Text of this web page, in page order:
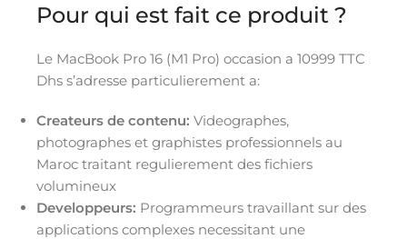
Pour qui est fait ce produit ?
Le MacBook Pro 16 (M1 Pro) occasion a 10999 TTC
Dhs s’adresse particulierement a:
Createurs de contenu: Videographes,
photographes et graphistes professionnels au
Maroc traitant regulierement des fichiers
volumineux
Developpeurs: Programmeurs travaillant sur des
applications complexes necessitant une